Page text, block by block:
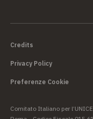
Credits
Privacy Policy
Preferenze Cookie
Comitato Italiano per